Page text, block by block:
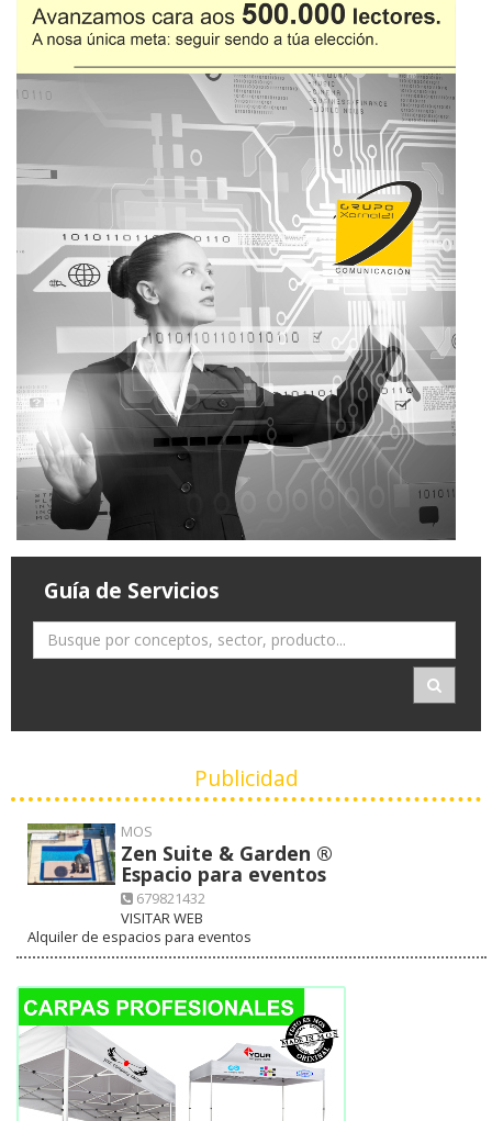
Guía de Servicios
Publicidad
MOS
Zen Suite & Garden ®
Espacio para eventos
679821432
VISITAR WEB
Alquiler de espacios para eventos